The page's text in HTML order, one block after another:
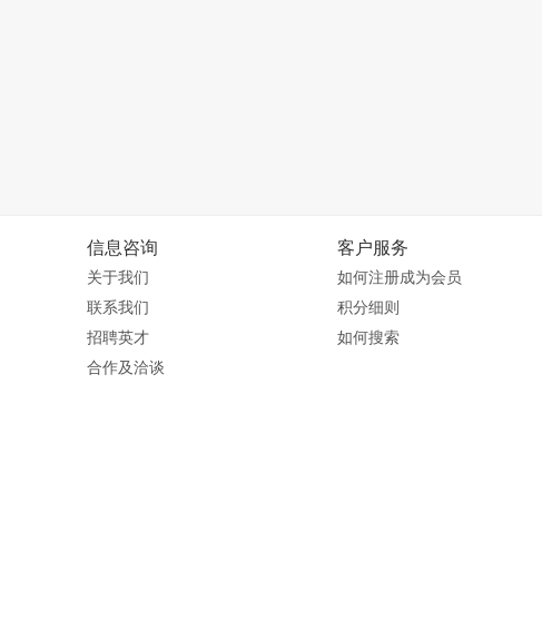
信息咨询
关于我们
联系我们
招聘英才
合作及洽谈
客户服务
如何注册成为会员
积分细则
如何搜索